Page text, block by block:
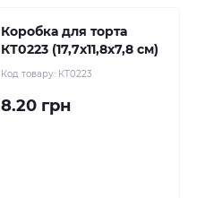
Коробка для торта
КТ0223 (17,7х11,8х7,8 см)
Код товару: КТ0223
8.20 грн